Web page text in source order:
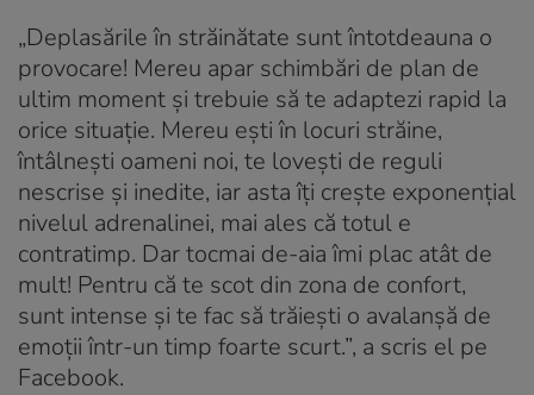
„Deplasările în străinătate sunt întotdeauna o
provocare! Mereu apar schimbări de plan de
ultim moment și trebuie să te adaptezi rapid la
orice situație. Mereu ești în locuri străine,
întâlnești oameni noi, te lovești de reguli
nescrise și inedite, iar asta îți crește exponențial
nivelul adrenalinei, mai ales că totul e
contratimp. Dar tocmai de-aia îmi plac atât de
mult! Pentru că te scot din zona de confort,
sunt intense și te fac să trăiești o avalanșă de
emoții într-un timp foarte scurt.”, a scris el pe
Facebook.